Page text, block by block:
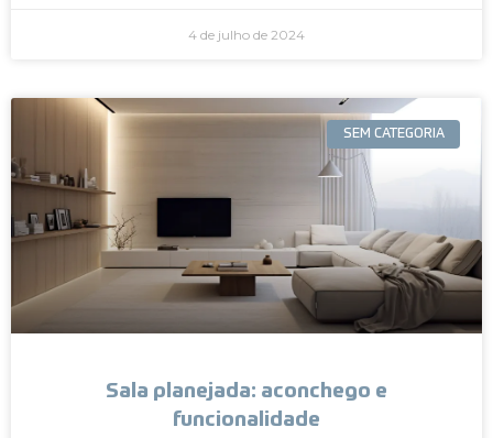
4 de julho de 2024
SEM CATEGORIA
Sala planejada: aconchego e
funcionalidade